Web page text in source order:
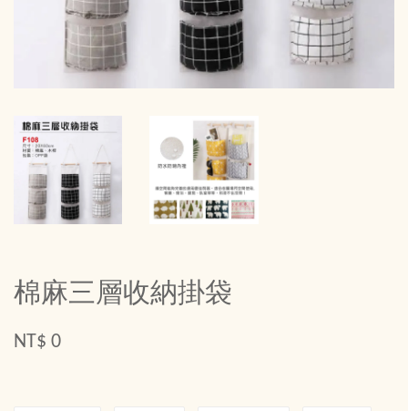
棉麻三層收納掛袋
NT$ 0